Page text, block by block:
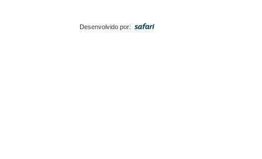
Desenvolvido por: